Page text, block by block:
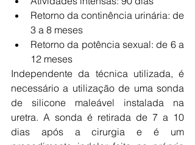
Retorno da continência urinária: de
3 a 8 meses
Retorno da potência sexual: de 6 a
12 meses
Independente da técnica utilizada, é
necessário a utilização de uma sonda
de silicone maleável instalada na
uretra. A sonda é retirada de 7 a 10
dias após a cirurgia e é um